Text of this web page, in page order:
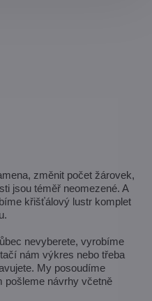
změnit počet žárovek,
jsou téměř neomezené. A
křišťálový lustr komplet
nevyberete, vyrobíme
nám výkres nebo třeba
My posoudíme
pošleme návrhy včetně